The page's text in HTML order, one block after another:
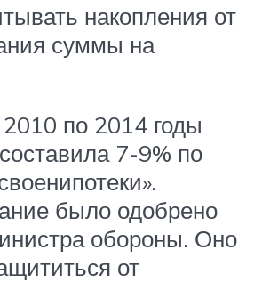
накопления от
суммы на
по 2014 годы
7-9% по
было одобрено
обороны. Оно
от